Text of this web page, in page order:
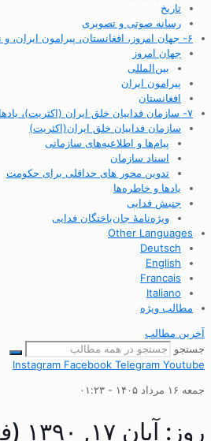
تاریخ
رسانه صوتی و تصویری
۶- جهان امروز، افغانستان، پیرامون ایران، و نظرات شما
جهان امروز
بین‌المللی
پیرامون ایران
افغانستان
۷- سازمان فداییان خلق ایران (اکثریت)، یادها و خاطره ها، کتابخانه مجازی
سازمان فداییان خلق ایران(اکثریت)
پیام‌ها و اطلاعیه‌های سازمانی
اسناد سازمان
تدوین محور های حداقلی برای حکومت
یادها و خاطره‌ها
جنبش فدایی
ویژه‌نامهٔ جان‌باختگان فدایی
Other Languages
Deutsch
English
Francais
Italiano
مطالب ویژه
آخرین مطالب
جستجو
Instagram Facebook Telegram Youtube
جمعه ۱۶ مرداد ۱۴۰۵ - ۰۱:۲۳